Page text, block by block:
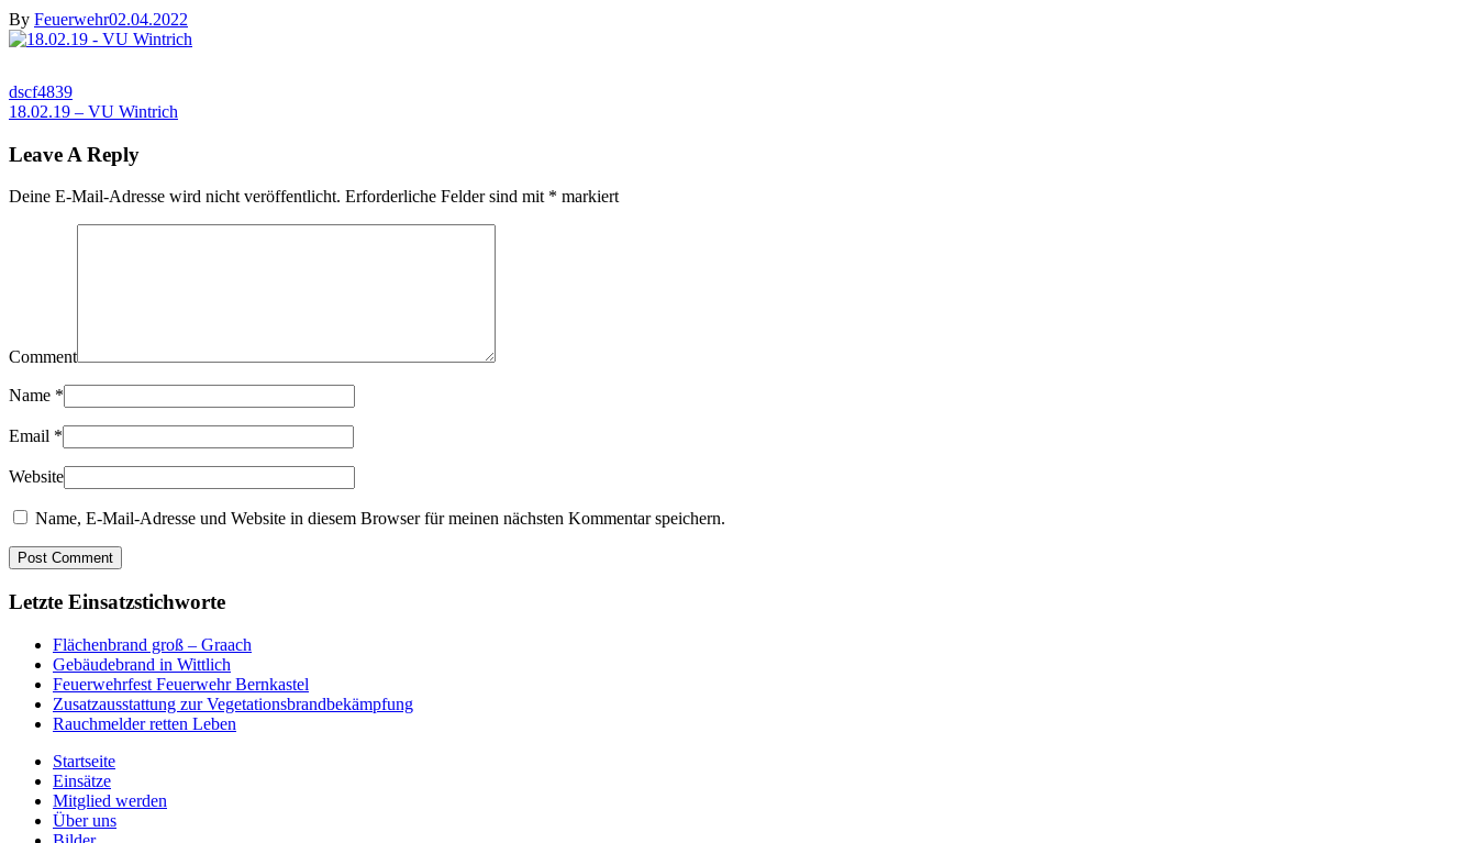
By Feuerwehr02.04.2022
dscf4839
18.02.19 – VU Wintrich
Leave A Reply
Deine E-Mail-Adresse wird nicht veröffentlicht. Erforderliche Felder sind mit * markiert
Comment
Name *
Email *
Website
Name, E-Mail-Adresse und Website in diesem Browser für meinen nächsten Kommentar speichern.
Letzte Einsatzstichworte
Flächenbrand groß – Graach
Gebäudebrand in Wittlich
Feuerwehrfest Feuerwehr Bernkastel
Zusatzausstattung zur Vegetationsbrandbekämpfung
Rauchmelder retten Leben
Startseite
Einsätze
Mitglied werden
Über uns